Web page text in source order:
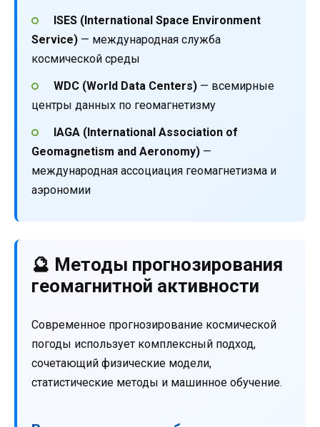
ISES (International Space Environment
Service) — международная служба
космической среды
WDC (World Data Centers)— всемирные
центры данных по геомагнетизму
IAGA (International Association of
Geomagnetism and Aeronomy) —
международная ассоциация геомагнетизма и
аэрономии
🔮 Методы прогнозирования
геомагнитной активности
Современное прогнозирование космической
погоды использует комплексный подход,
сочетающий физические модели,
статистические методы и машинное обучение.